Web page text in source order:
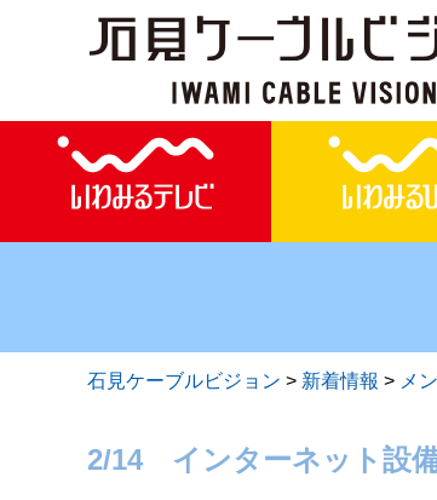
石見ケーブルビジョン > 新着情報 > メ
2/14 インターネット設